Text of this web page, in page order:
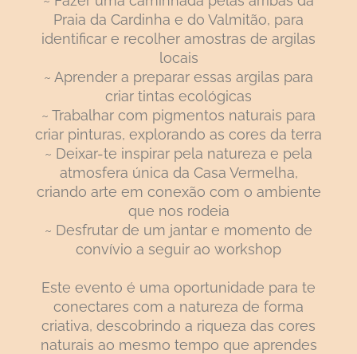
Praia da Cardinha e do Valmitão, para
identificar e recolher amostras de argilas
locais
~ Aprender a preparar essas argilas para
criar tintas ecológicas
~ Trabalhar com pigmentos naturais para
criar pinturas, explorando as cores da terra
~ Deixar-te inspirar pela natureza e pela
atmosfera única da Casa Vermelha,
criando arte em conexão com o ambiente
que nos rodeia
~ Desfrutar de um jantar e momento de
convívio a seguir ao workshop
Este evento é uma oportunidade para te
conectares com a natureza de forma
criativa, descobrindo a riqueza das cores
naturais ao mesmo tempo que aprendes